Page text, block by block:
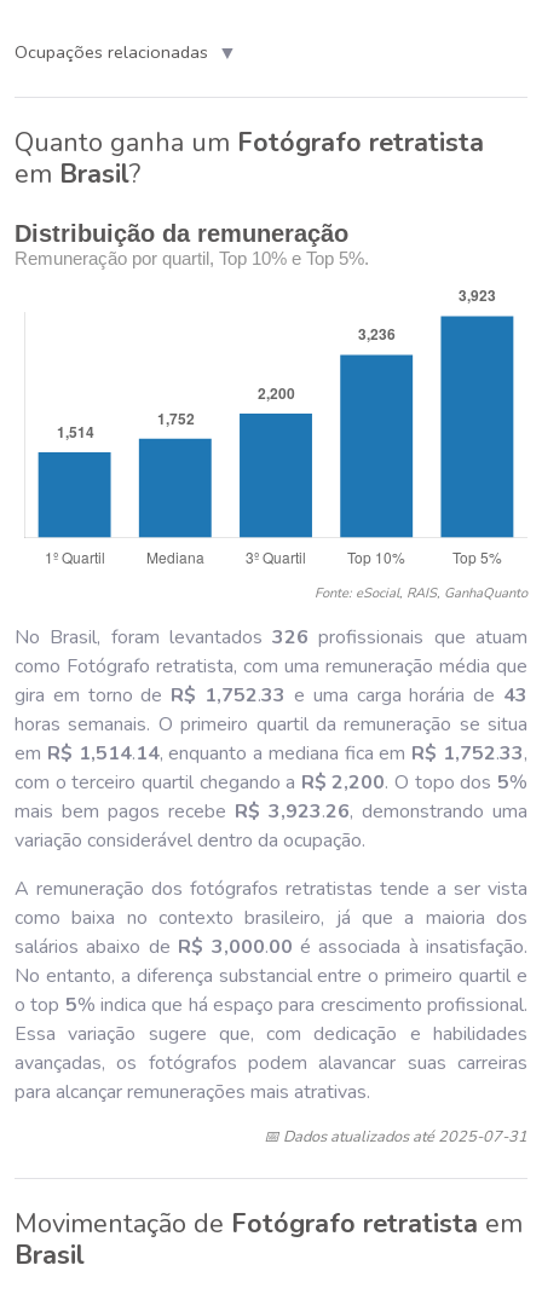
Ocupações relacionadas ▼
Quanto ganha um Fotógrafo retratista
em Brasil?
Distribuição da remuneração
Remuneração por quartil, Top 10% e Top 5%.
Fonte: eSocial, RAIS, GanhaQuanto
No Brasil, foram levantados326 profissionais que atuam
como Fotógrafo retratista, com uma remuneração média que
gira em torno de R$ 1,752.33 e uma carga horária de 43
horas semanais. O primeiro quartil da remuneração se situa
em R$ 1,514.14, enquanto a mediana fica em R$ 1,752.33,
com o terceiro quartil chegando a R$ 2,200. O topo dos 5%
mais bem pagos recebe R$ 3,923.26, demonstrando uma
variação considerável dentro da ocupação.
A remuneração dos fotógrafos retratistas tende a ser vista
como baixa no contexto brasileiro, já que a maioria dos
salários abaixo de R$ 3,000.00 é associada à insatisfação.
No entanto, a diferença substancial entre o primeiro quartil e
o top 5% indica que há espaço para crescimento profissional.
Essa variação sugere que, com dedicação e habilidades
avançadas, os fotógrafos podem alavancar suas carreiras
para alcançar remunerações mais atrativas.
📅 Dados atualizados até 2025-07-31
Movimentação de Fotógrafo retratista em
Brasil